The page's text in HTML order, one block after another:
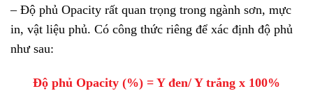
– Độ phủ Opacity rất quan trọng trong ngành sơn, mực
in, vật liệu phủ. Có công thức riêng để xác định độ phủ
như sau:
Độ phủ Opacity (%) = Y đen/ Y trắng x 100%